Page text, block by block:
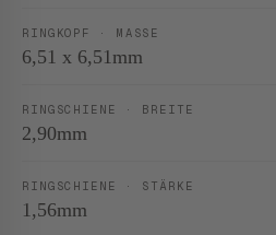
RINGKOPF · MASSE
6,51 x 6,51mm
RINGSCHIENE · BREITE
2,90mm
RINGSCHIENE · STÄRKE
1,56mm